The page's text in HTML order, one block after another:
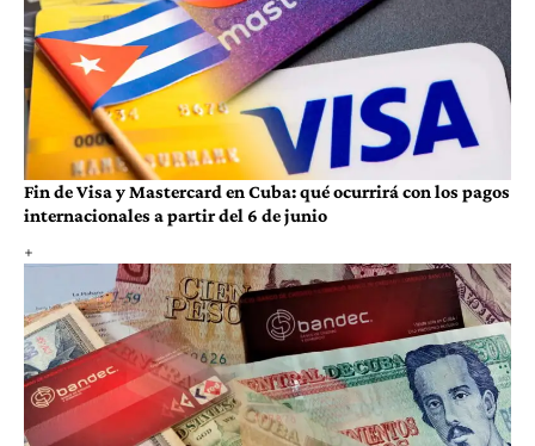
Fin de Visa y Mastercard en Cuba: qué ocurrirá con los pagos
internacionales a partir del 6 de junio